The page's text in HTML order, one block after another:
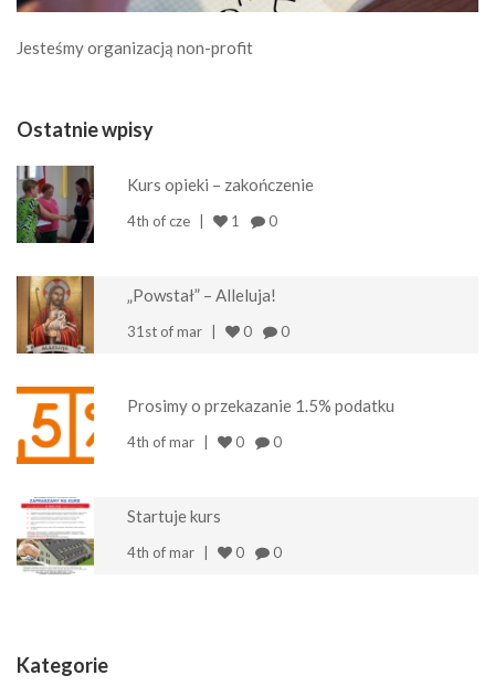
Jesteśmy organizacją non-profit
Ostatnie wpisy
Kurs opieki – zakończenie
4th of cze 1 0
„Powstał” – Alleluja!
31st of mar 0 0
Prosimy o przekazanie 1.5% podatku
4th of mar 0 0
Startuje kurs
4th of mar 0 0
Kategorie